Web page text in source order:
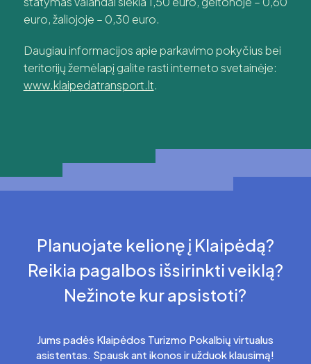
euro, žaliojoje – 0,30 euro.
Daugiau informacijos apie parkavimo pokyčius bei
teritorijų žemėlapį galite rasti interneto svetainėje:
www.klaipedatransport.lt.
Planuojate kelionę į Klaipėdą?
Reikia pagalbos išsirinkti veiklą?
Nežinote kur apsistoti?
Jums padės Klaipėdos Turizmo Pokalbių virtualus
asistentas. Spausk ant ikonos ir užduok klausimą!